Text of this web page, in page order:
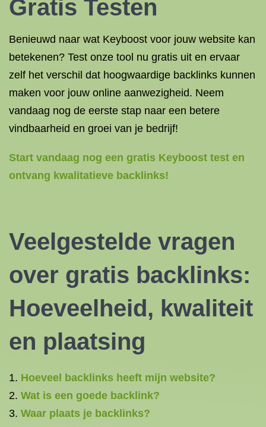
Gratis Testen
Benieuwd naar wat Keyboost voor jouw website kan
betekenen? Test onze tool nu gratis uit en ervaar
zelf het verschil dat hoogwaardige backlinks kunnen
maken voor jouw online aanwezigheid. Neem
vandaag nog de eerste stap naar een betere
vindbaarheid en groei van je bedrijf!
Start vandaag nog een gratis Keyboost test en
ontvang kwalitatieve backlinks!
Veelgestelde vragen
over gratis backlinks:
Hoeveelheid, kwaliteit
en plaatsing
Hoeveel backlinks heeft mijn website?
Wat is een goede backlink?
Waar plaats je backlinks?